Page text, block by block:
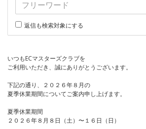
返信も検索対象にする
いつもECマスターズクラブを
ご利用いただき、誠にありがとうございます。
下記の通り、２０２６年８月の
夏季休業期間についてご案内申し上げます。
夏季休業期間
２０２６年８月８日（土）〜１６日（日）